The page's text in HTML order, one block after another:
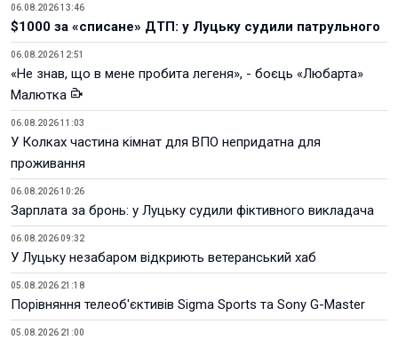
06.08.2026 13:46
$1000 за «списане» ДТП: у Луцьку судили патрульного
06.08.2026 12:51
«Не знав, що в мене пробита легеня», - боєць «Любарта»
Малютка
06.08.2026 11:03
У Колках частина кімнат для ВПО непридатна для
проживання
06.08.2026 10:26
Зарплата за бронь: у Луцьку судили фіктивного викладача
06.08.2026 09:32
У Луцьку незабаром відкриють ветеранський хаб
05.08.2026 21:18
Порівняння телеоб'єктивів Sigma Sports та Sony G-Master
05.08.2026 21:00